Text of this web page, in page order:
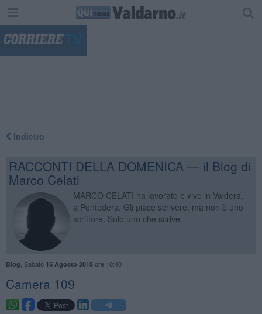
Indietro
RACCONTI DELLA DOMENICA — il Blog di
Marco Celati
MARCO CELATI ha lavorato e vive in Valdera,
a Pontedera. Gli piace scrivere, ma non è uno
scrittore. Solo uno che scrive.
Blog Sabato 15 Agosto 2015ore 10:40
Camera 109